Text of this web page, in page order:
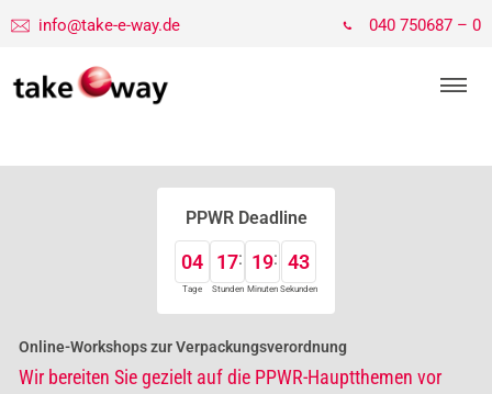
info@take-e-way.de 040 750687 – 0
PPWR Deadline
04
Tage
17
Stunden
19
Minuten
43
Sekunden
Online-Workshops zur Verpackungsverordnung
Wir bereiten Sie gezielt auf die PPWR-Hauptthemen vor